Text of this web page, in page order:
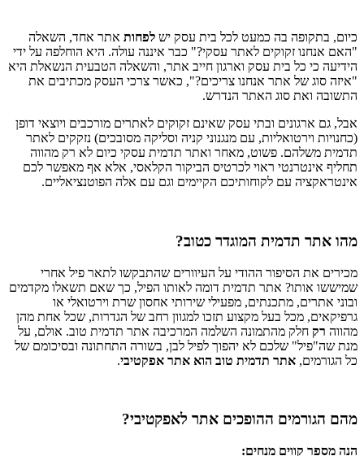
כיום, בתקופה בה כמעט לכל בית עסק יש לפחות אתר אחד, השאלה
"האם אנחנו זקוקים לאתר עסקי?" כבר איננה עולה. היא הוחלפה על ידי
הידיעה כי כל בית עסק וארגון חייב אתר, והשאלה הטבעית הנשאלת היא
"איזה סוג של אתר אנחנו צריכים?", כאשר צרכי העסק מכתיבים את
התשובה ואת סוג האתר הנדרש.
אבל, גם ארגונים ובתי עסק שאינם זקוקים לאתרים מורכבים ויוצאי דופן
(כחנויות וירטואליות, עם מנגנוני קניה וסליקה מסובכים) נזקקים לאתר
תדמית משלהם. פשוט, מאחר ואתר תדמית עסקי כיום לא רק מהווה
תחליף אינטרנטי ראוי לכרטיס הביקור הקלאסי, אלא אף מאפשר לכם
אינטראקציה עם לקוחותיכם הקיימים וגם עם אלה הפוטנציאליים.
מהו אתר תדמית המוגדר כטוב?
מכירים את הסיפור ההודי על העיוורים שהתבקשו לתאר פיל אחרי
שמיששו אותו? אתר תדמית דומה לאותו הפיל, כך שאם תשאלו מקדמים
ובוני אתרים, מתכנתים, מפעילי שירותי אחסון שרת וירטואלי או
גרפיקאים, מכל בעל מקצוע תזכו למגוון רחב של הגדרות, שכל אחת מהן
מהווה רק חלק מהתמונה השלמה המרכיבה אתר תדמית טוב. אולם, על
מנת שה"פיל" שלכם לא יהפוך לפיל לבן, בשורה התחתונה ובסיכומם של
כל הגורמים, אתר תדמית טוב הוא אתר אפקטיבי.
מהם הגורמים ההופכים אתר לאפקטיבי?
הנה מספר קווים מנחים: